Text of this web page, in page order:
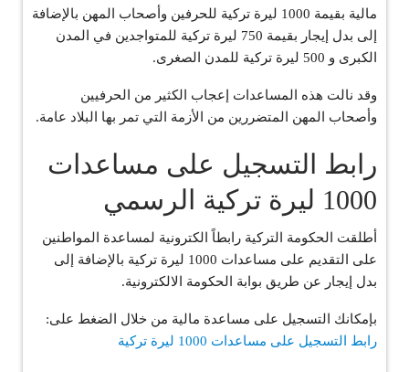
مالية بقيمة 1000 ليرة تركية للحرفين وأصحاب المهن بالإضافة
إلى بدل إيجار بقيمة 750 ليرة تركية للمتواجدين في المدن
الكبرى و 500 ليرة تركية للمدن الصغرى.
وقد نالت هذه المساعدات إعجاب الكثير من الحرفيين
وأصحاب المهن المتضررين من الأزمة التي تمر بها البلاد عامة.
رابط التسجيل على مساعدات
1000 ليرة تركية الرسمي
أطلقت الحكومة التركية رابطاً الكترونية لمساعدة المواطنين
على التقديم على مساعدات 1000 ليرة تركية بالإضافة إلى
بدل إيجار عن طريق بوابة الحكومة الالكترونية.
بإمكانك التسجيل على مساعدة مالية من خلال الضغط على:
رابط التسجيل على مساعدات 1000 ليرة تركية